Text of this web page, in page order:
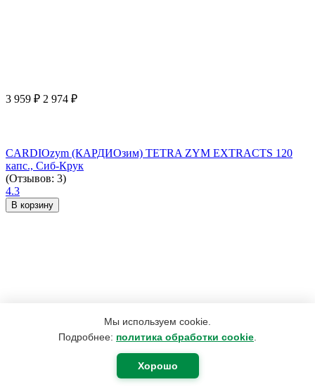
Мы используем cookie.
Подробнее: политика обработки cookie
Хорошо
3 959 ₽ 2 974 ₽
CARDIOzym (КАРДИОзим) TETRA ZYM EXTRACTS 120
капс., Сиб-Крук
(Отзывов: 3)
4.3
В корзину